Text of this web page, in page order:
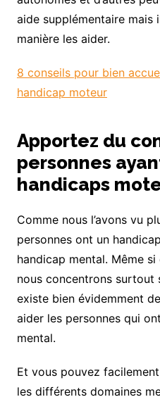
aide supplémentaire mais
manière les aider.
8 conseils pour bien
handicap moteur
Apportez du
personnes
handicaps
Comme nous l’avons vu
personnes ont un
handicap mental. Même
nous concentrons surtout
existe bien évidemment
aider les personnes qui
mental.
Et vous pouvez
les différents domaines